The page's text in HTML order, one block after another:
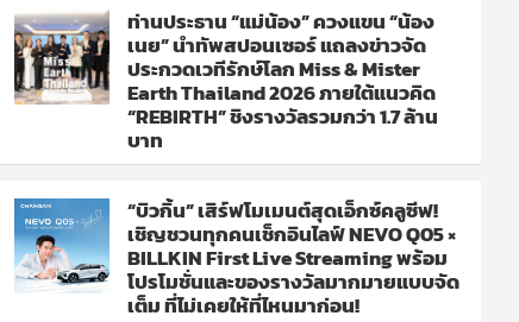
ท่านประธาน “แม่น้อง” ควงแขน “น้อง
เนย” นำทัพสปอนเซอร์ แถลงข่าวจัด
ประกวดเวทีรักษ์โลก Miss & Mister
Earth Thailand 2026 ภายใต้แนวคิด
“REBIRTH” ชิงรางวัลรวมกว่า 1.7 ล้าน
บาท
“บิวกิ้น” เสิร์ฟโมเมนต์สุดเอ็กซ์คลูซีฟ!
เชิญชวนทุกคนเช็กอินไลฟ์ NEVO Q05 ×
BILLKIN First Live Streaming พร้อม
โปรโมชั่นและของรางวัลมากมายแบบจัด
เต็ม ที่ไม่เคยให้ที่ไหนมาก่อน!